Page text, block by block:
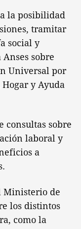
la posibilidad
tramitar
social y
sobre
Universal por
y Ayuda
consultas sobre
laboral y
a
Ministerio de
los distintos
como la